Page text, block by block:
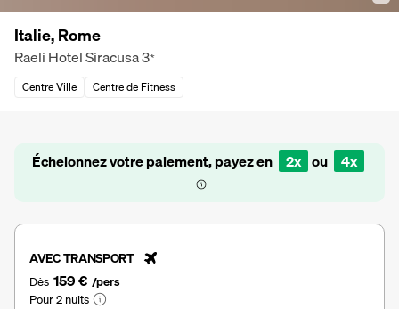
Italie, Rome
Raeli Hotel Siracusa3*
Centre Ville Centre de Fitness
Échelonnez votre paiement, payez en 2x ou 4x
AVEC TRANSPORT
Dès 159 € /pers
Pour 2 nuits